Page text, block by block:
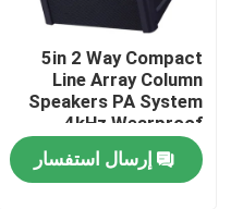
جولة في المعمل
رقابة جودة
اتصل بنا
5in 2 Way Compact
Line Array Column
Speakers PA System
4kHz Wearproof
إرسال استفسار